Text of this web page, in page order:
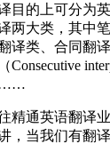
目的上可分为
两大类，其中
译类、合同翻
……
精通英语翻译
，当我们有翻